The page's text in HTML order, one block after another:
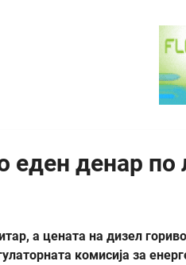
еден денар по
а цената на дизел
комисија за